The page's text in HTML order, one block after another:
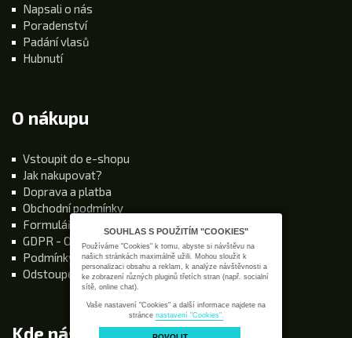
SOUHLAS S POUŽITÍM "COOKIES"
Používáme "Cookies" k tomu, abyste si návštěvu na
našich stránkách maximálně užili. Mohou sloužit k
personalizaci obsahu a reklam, k analýze návštěvnosti a
ke zobrazení různých pluginů třetích stran (např. socialní
sítě, online chat).
Vaše nastavení "Cookies" a další informace najdete na
stránce nastavení "Cookies".
Napsali o nás
Poradenství
Padání vlasů
Hubnutí
O nákupu
Vstoupit do e-shopu
Jak nakupovat?
Doprava a platba
Obchodní podmínky
Formulář Odstoupení od smlouvy
GDPR - Ochrana osobních údajů
Podmínky používání stránek
Odstoupení od kupní smlouvy